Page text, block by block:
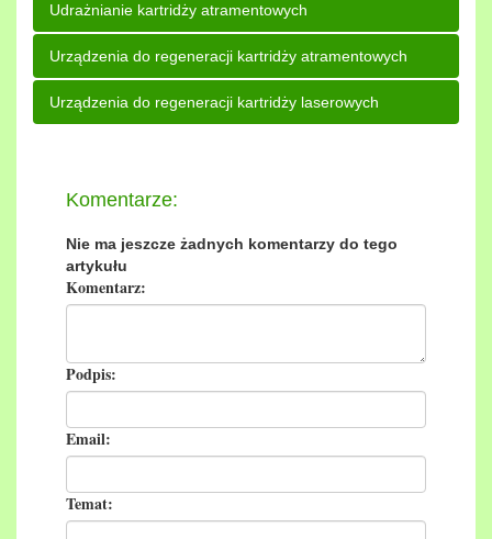
Udrażnianie kartridży atramentowych
Urządzenia do regeneracji kartridży atramentowych
Urządzenia do regeneracji kartridży laserowych
Komentarze:
Nie ma jeszcze żadnych komentarzy do tego
artykułu
Komentarz:
Podpis:
Email:
Temat: